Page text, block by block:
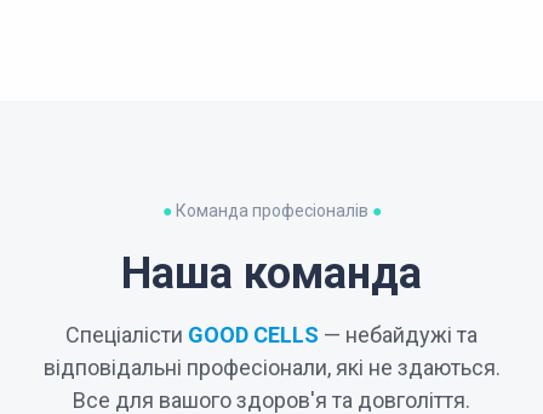
●Команда професіоналів ●
Наша команда
Спеціалісти GOOD CELLS — небайдужі та
відповідальні професіонали, які не здаються.
Все для вашого здоров'я та довголіття.